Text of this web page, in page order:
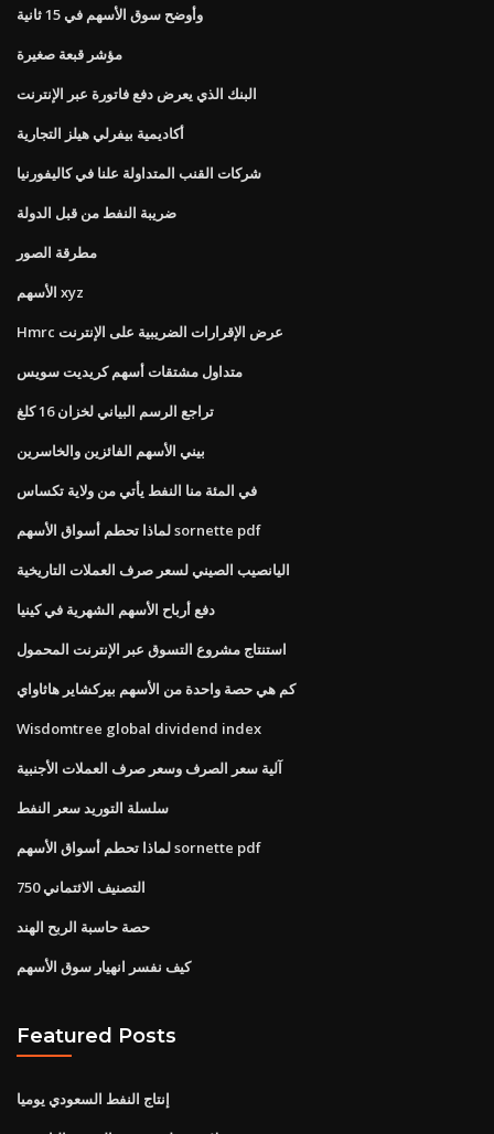
وأوضح سوق الأسهم في 15 ثانية
مؤشر قبعة صغيرة
البنك الذي يعرض دفع فاتورة عبر الإنترنت
أكاديمية بيفرلي هيلز التجارية
شركات القنب المتداولة علنا ​​في كاليفورنيا
ضريبة النفط من قبل الدولة
مطرقة الصور
الأسهم xyz
Hmrc عرض الإقرارات الضريبية على الإنترنت
متداول مشتقات أسهم كريديت سويس
تراجع الرسم البياني لخزان 16 كلغ
بيني الأسهم الفائزين والخاسرين
في المئة منا النفط يأتي من ولاية تكساس
لماذا تحطم أسواق الأسهم sornette pdf
اليانصيب الصيني لسعر صرف العملات التاريخية
دفع أرباح الأسهم الشهرية في كينيا
استنتاج مشروع التسوق عبر الإنترنت المحمول
كم هي حصة واحدة من الأسهم بيركشاير هاثاواي
Wisdomtree global dividend index
آلية سعر الصرف وسعر صرف العملات الأجنبية
سلسلة التوريد سعر النفط
لماذا تحطم أسواق الأسهم sornette pdf
التصنيف الائتماني 750
حصة حاسبة الربح الهند
كيف نفسر انهيار سوق الأسهم
Featured Posts
إنتاج النفط السعودي يوميا